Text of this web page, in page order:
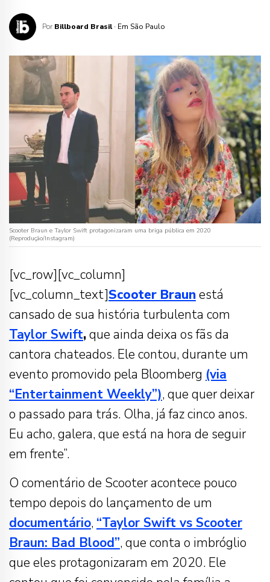
Por Billboard Brasil · Em São Paulo
Scooter Braun e Taylor Swift protagonizaram uma briga pública em 2020
(Reprodução/Instagram)
[vc_row][vc_column]
[vc_column_text]Scooter Braunestá
cansado de sua história turbulenta com
Taylor Swift,que ainda deixa os fãs da
cantora chateados. Ele contou, durante um
evento promovido pela Bloomberg (via
“Entertainment Weekly”), que quer deixar
o passado para trás. Olha, já faz cinco anos.
Eu acho, galera, que está na hora de seguir
em frente”.
O comentário de Scooter acontece pouco
tempo depois do lançamento de um
documentário, “Taylor Swift vs Scooter
Braun: Bad Blood”, que conta o imbróglio
que eles protagonizaram em 2020. Ele